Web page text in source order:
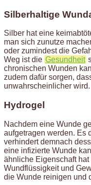
Silberhaltige
Silber hat eine
man sich zunutze
oder zumindest die
Weg ist die Gesundheit
chronischen Wunden
zudem dafür sorgen,
unwahrscheinlicher wird.
Hydrogel
Nachdem eine Wunde
aufgetragen werden. Es
verhindert demnach
eine infizierte Wunde
ähnliche Eigenschaft
Wundflüssigkeit und
die Wunde reinigen und